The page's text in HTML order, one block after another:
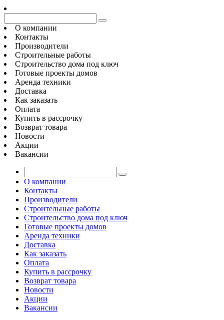
О компании
Контакты
Производители
Строительные работы
Строительство дома под ключ
Готовые проекты домов
Аренда техники
Доставка
Как заказать
Оплата
Купить в рассрочку
Возврат товара
Новости
Акции
Вакансии
О компании
Контакты
Производители
Строительные работы
Строительство дома под ключ
Готовые проекты домов
Аренда техники
Доставка
Как заказать
Оплата
Купить в рассрочку
Возврат товара
Новости
Акции
Вакансии